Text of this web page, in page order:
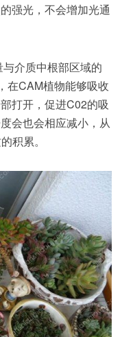
强光，不会增加光通
介质中根部区域的
在CAM植物能够吸收
打开，促进C02的吸
会也会相应减小，从
积累。